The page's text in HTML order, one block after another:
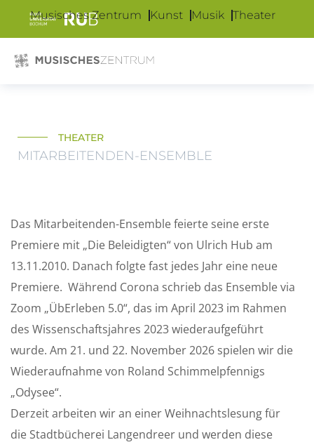
Musisches Zentrum Kunst Musik Theater
THEATER
MITARBEITENDEN-ENSEMBLE
Das Mitarbeitenden-Ensemble feierte seine erste
Premiere mit „Die Beleidigten“ von Ulrich Hub am
13.11.2010. Danach folgte fast jedes Jahr eine neue
Premiere. Während Corona schrieb das Ensemble via
Zoom „ÜbErleben 5.0“, das im April 2023 im Rahmen
des Wissenschaftsjahres 2023 wiederaufgeführt
wurde. Am 21. und 22. November 2026 spielen wir die
Wiederaufnahme von Roland Schimmelpfennigs
„Odysee“.
Derzeit arbeiten wir an einer Weihnachtslesung für
die Stadtbücherei Langendreer und werden diese